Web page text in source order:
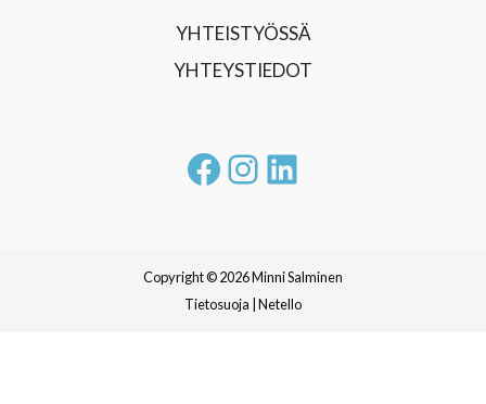
YHTEISTYÖSSÄ
YHTEYSTIEDOT
Facebook
Instagram
LinkedIn
Copyright © 2026 Minni Salminen
Tietosuoja Netello